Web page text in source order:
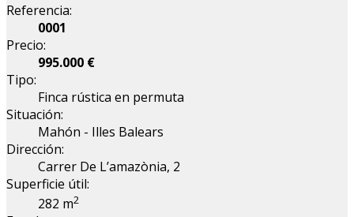
Referencia:
0001
Precio:
995.000 €
Tipo:
Finca rústica en permuta
Situación:
Mahón - Illes Balears
Dirección:
Carrer De L’amazònia, 2
Superficie útil:
282 m2